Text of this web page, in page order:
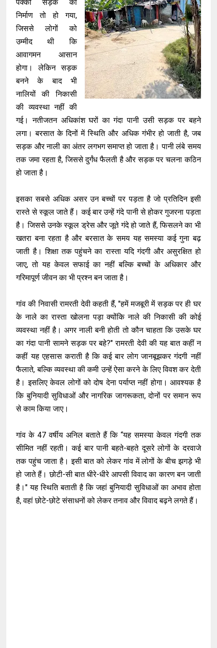
पक्की सड़क का
निर्माण तो हो गया,
जिससे लोगों को
उम्मीद थी कि
आवागमन आसान
होगा। लेकिन सड़क
बनने के बाद भी
नालियों की निकासी
की व्यवस्था नहीं की
गई। नतीजतन अधिकांश घरों का गंदा पानी उसी सड़क पर बहने
लगा। बरसात के दिनों में स्थिति और अधिक गंभीर हो जाती है, जब
सड़क और नाली का अंतर लगभग समाप्त हो जाता है। पानी लंबे समय
तक जमा रहता है, जिससे दुर्गंध फैलती है और सड़क पर चलना कठिन
हो जाता है।
इसका सबसे अधिक असर उन बच्चों पर पड़ता है जो प्रतिदिन इसी
रास्ते से स्कूल जाते हैं। कई बार उन्हें गंदे पानी से होकर गुजरना पड़ता
है। जिससे उनके स्कूल ड्रेस और जूते गंदे हो जाते हैं, फिसलने का भी
खतरा बना रहता है और बरसात के समय यह समस्या कई गुना बढ़
जाती है। शिक्षा तक पहुंचने का रास्ता यदि गंदगी और असुरक्षित हो
जाए, तो यह केवल सफाई का नहीं बल्कि बच्चों के अधिकार और
गरिमापूर्ण जीवन का भी प्रश्न बन जाता है।
गांव की निवासी रामरती देवी कहती हैं, "हमें मजबूरी में सड़क पर ही घर
के नाले का रास्ता खोलना पड़ा क्योंकि नाले की निकासी की कोई
व्यवस्था नहीं है। अगर नाली बनी होती तो कौन चाहता कि उसके घर
का गंदा पानी सामने सड़क पर बहे?" रामरती देवी की यह बात कहीं न
कहीं यह एहसास कराती है कि कई बार लोग जानबूझकर गंदगी नहीं
फैलाते, बल्कि व्यवस्था की कमी उन्हें ऐसा करने के लिए विवश कर देती
है। इसलिए केवल लोगों को दोष देना पर्याप्त नहीं होगा। आवश्यक है
कि बुनियादी सुविधाओं और नागरिक जागरूकता, दोनों पर समान रूप
से काम किया जाए।
गांव के 47 वर्षीय अनिल बताते हैं कि “यह समस्या केवल गंदगी तक
सीमित नहीं रहती। कई बार पानी बहते-बहते दूसरे लोगों के दरवाजे
तक पहुंच जाता है। इसी बात को लेकर गांव में लोगों के बीच झगड़े भी
हो जाते हैं। छोटी-सी बात धीरे-धीरे आपसी विवाद का कारण बन जाती
है।" यह स्थिति बताती है कि जहां बुनियादी सुविधाओं का अभाव होता
है, वहां छोटे-छोटे संसाधनों को लेकर तनाव और विवाद बढ़ने लगते हैं।